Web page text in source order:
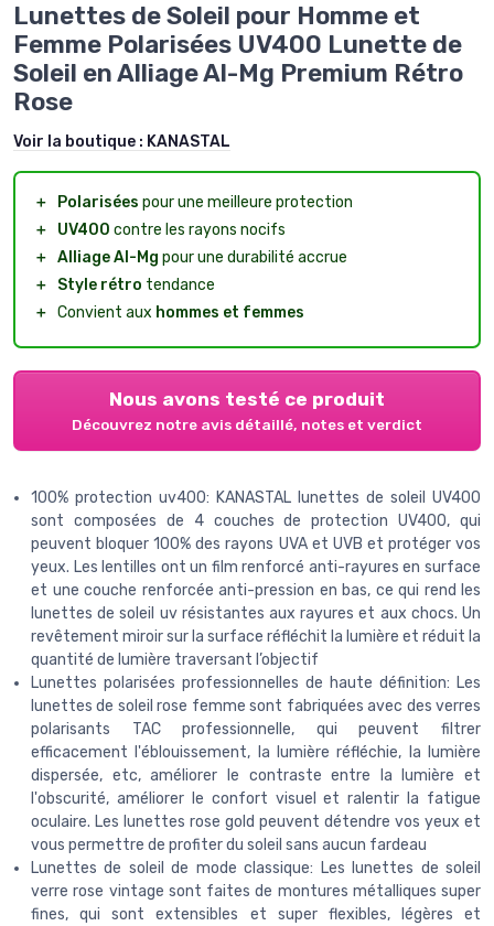
Lunettes de Soleil pour Homme et
Femme Polarisées UV400 Lunette de
Soleil en Alliage Al-Mg Premium Rétro
Rose
Voir la boutique : KANASTAL
＋ Polarisées pour une meilleure protection
＋
UV400 contre les rayons nocifs
＋ Alliage Al-Mg pour une durabilité accrue
＋
Style rétro tendance
＋ Convient aux hommes et femmes
Nous avons testé ce produit
Découvrez notre avis détaillé, notes et verdict
100% protection uv400: KANASTAL lunettes de soleil UV400
sont composées de 4 couches de protection UV400, qui
peuvent bloquer 100% des rayons UVA et UVB et protéger vos
yeux. Les lentilles ont un film renforcé anti-rayures en surface
et une couche renforcée anti-pression en bas, ce qui rend les
lunettes de soleil uv résistantes aux rayures et aux chocs. Un
revêtement miroir sur la surface réfléchit la lumière et réduit la
quantité de lumière traversant l’objectif
Lunettes polarisées professionnelles de haute définition: Les
lunettes de soleil rose femme sont fabriquées avec des verres
polarisants TAC professionnelle, qui peuvent filtrer
efficacement l'éblouissement, la lumière réfléchie, la lumière
dispersée, etc, améliorer le contraste entre la lumière et
l'obscurité, améliorer le confort visuel et ralentir la fatigue
oculaire. Les lunettes rose gold peuvent détendre vos yeux et
vous permettre de profiter du soleil sans aucun fardeau
Lunettes de soleil de mode classique: Les lunettes de soleil
verre rose vintage sont faites de montures métalliques super
fines, qui sont extensibles et super flexibles, légères et